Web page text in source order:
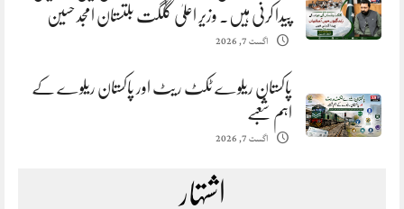
پیدا کرنی ہیں. وزیر اعلیٰ گلگت بلتستان امجد حسین
اگست 7, 2026
پاکستان ریلوے ٹکٹ ریٹ اور پاکستان ریلوے کے
اہم شعبے
اگست 7, 2026
اشتہار